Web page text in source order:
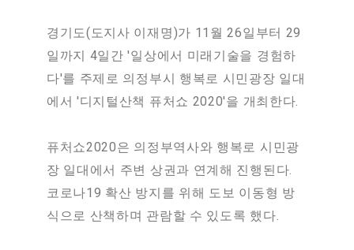
경기도(도지사 이재명)가 11월 26일부터 29
일까지 4일간 '일상에서 미래기술을 경험하
다'를 주제로 의정부시 행복로 시민광장 일대
에서 '디지털산책 퓨처쇼 2020'을 개최한다.
퓨처쇼2020은 의정부역사와 행복로 시민광
장 일대에서 주변 상권과 연계해 진행된다.
코로나19 확산 방지를 위해 도보 이동형 방
식으로 산책하며 관람할 수 있도록 했다.